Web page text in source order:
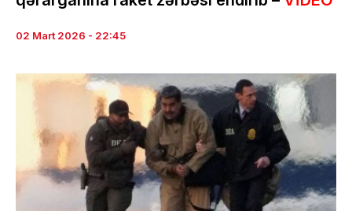
02 Mart 2026 - 22:45